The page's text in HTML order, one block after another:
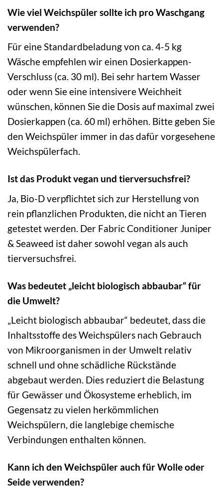
Wie viel Weichspüler sollte ich pro Waschgang
verwenden?
Für eine Standardbeladung von ca. 4-5 kg
Wäsche empfehlen wir einen Dosierkappen-
Verschluss (ca. 30 ml). Bei sehr hartem Wasser
oder wenn Sie eine intensivere Weichheit
wünschen, können Sie die Dosis auf maximal zwei
Dosierkappen (ca. 60 ml) erhöhen. Bitte geben Sie
den Weichspüler immer in das dafür vorgesehene
Weichspülerfach.
Ist das Produkt vegan und tierversuchsfrei?
Ja, Bio-D verpflichtet sich zur Herstellung von
rein pflanzlichen Produkten, die nicht an Tieren
getestet werden. Der Fabric Conditioner Juniper
& Seaweed ist daher sowohl vegan als auch
tierversuchsfrei.
Was bedeutet „leicht biologisch abbaubar“ für
die Umwelt?
„Leicht biologisch abbaubar“ bedeutet, dass die
Inhaltsstoffe des Weichspülers nach Gebrauch
von Mikroorganismen in der Umwelt relativ
schnell und ohne schädliche Rückstände
abgebaut werden. Dies reduziert die Belastung
für Gewässer und Ökosysteme erheblich, im
Gegensatz zu vielen herkömmlichen
Weichspülern, die langlebige chemische
Verbindungen enthalten können.
Kann ich den Weichspüler auch für Wolle oder
Seide verwenden?